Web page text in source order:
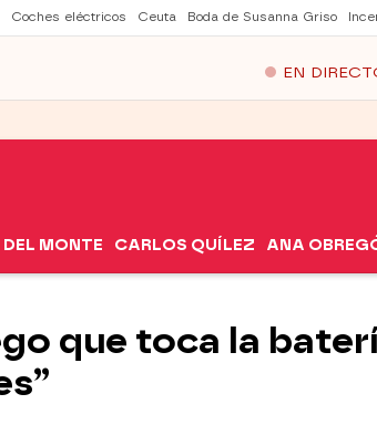
Coches eléctricos Ceuta Boda de Susanna Griso
EN
MONTE CARLOS QUÍLEZ ANA
que toca la